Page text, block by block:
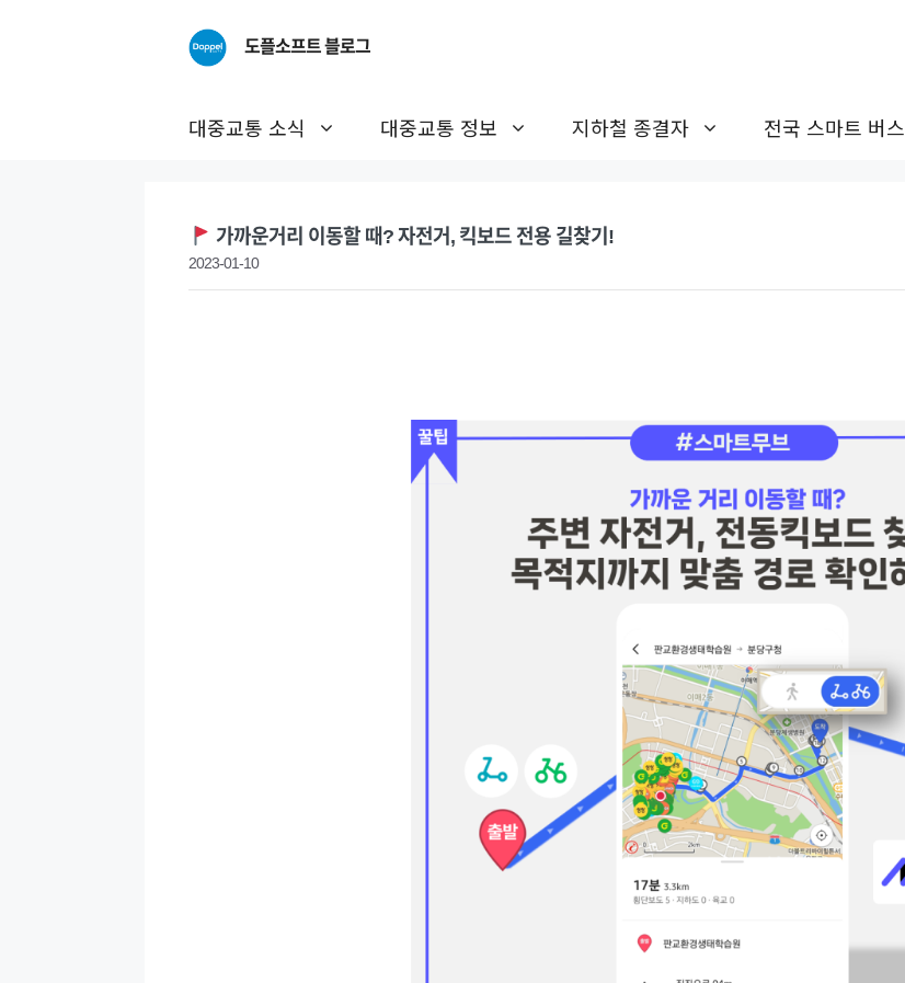
도플소프트 블로그
대중교통 소식 대중교통 정보 지하철 종결자 전국 스마트 버스
가까운거리 이동할 때? 자전거, 킥보드 전용 길찾기!
2023-01-10